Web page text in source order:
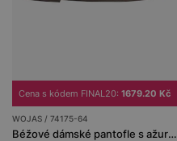
Cena s kódem FINAL20: 1679.20 Kč
WOJAS / 74175-64
Béžové dámské pantofle s ažurovým vzorem